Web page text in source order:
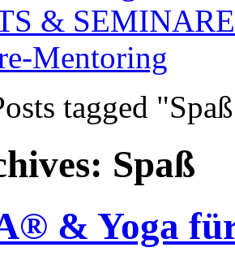
& SEMINARE
Mentoring
tagged
Spaß
& Yoga